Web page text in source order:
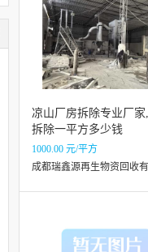
凉山厂房拆除专业厂家
拆除一平方多少钱
1000.00 元/平方
成都瑞鑫源再生物资回收